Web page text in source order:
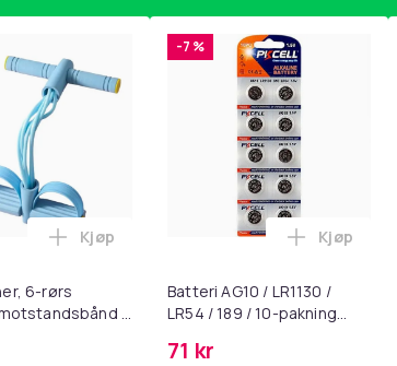
2, AE 2i, AE 2w, SoundTrue, SoundLink Black i
l, rosa i handlekurven
6-rørs
-
Legg Magetrener, 6-rørs fotpedal
Kjøp
-7 %
Batteri AG10 / LR1130 /
LR54 / 189 / 10-pakning
71 kr
Legg
Kjøp